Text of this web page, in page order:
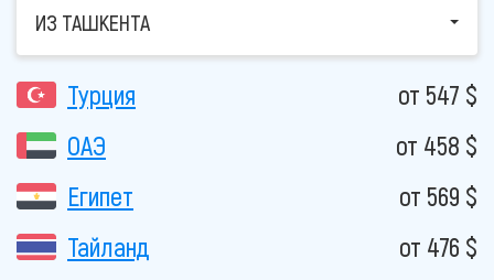
ИЗ ТАШКЕНТА
Турция
от 547 $
ОАЭ
от 458 $
Египет
от 569 $
Тайланд
от 476 $